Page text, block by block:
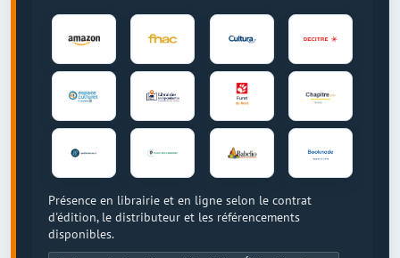
Présence en librairie et en ligne selon le contrat
d'édition, le distributeur et les référencements
disponibles.